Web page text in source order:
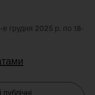
е грудня 2025 р. по 18-